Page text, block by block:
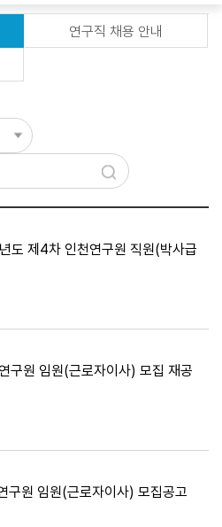
연구직 채용 안내
제4차 인천연구원 직원(박사급
원 임원(근로자이사) 모집 재공
원 임원(근로자이사) 모집공고